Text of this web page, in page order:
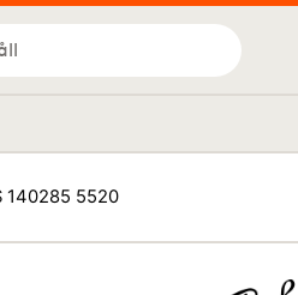
140285 5520